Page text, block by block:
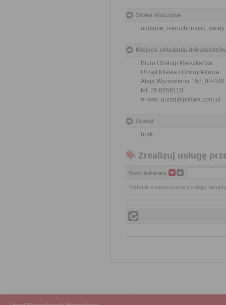
Słowa kluczowe
oddanie, nieruchomość,
Miejsce składania dokumentów
Biuro Obsługi Mieszkańca
Urząd Miasta i Gminy Pilawa
Aleja Wyzwolenia 158, 08-440
tel. 25 6856110
e-mail: urzad@pilawa.com.pl
Uwagi
brak
Zrealizuj usługę
Nazwa dokumentu
Wniosek o ustanowienie trwałego